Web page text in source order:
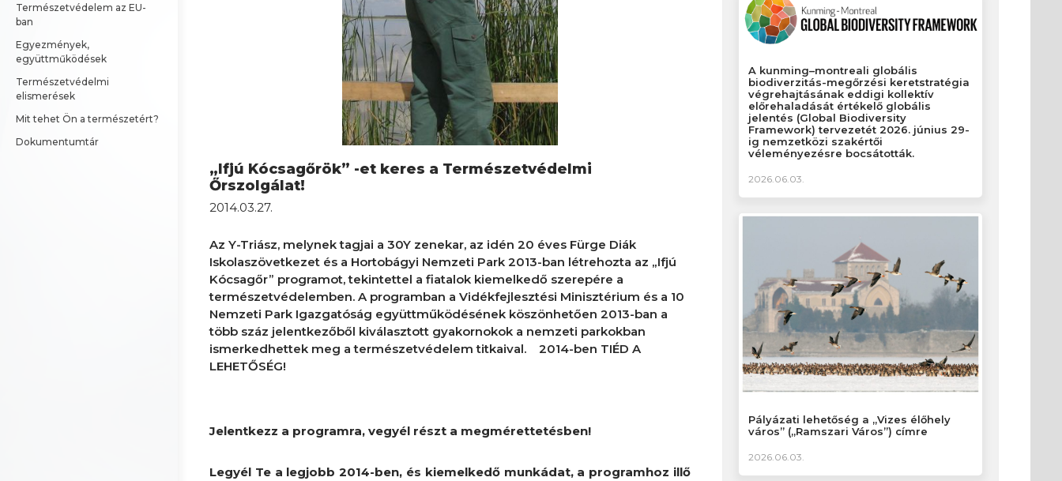
Természetvédelem az EU-
ban
Egyezmények,
együttműködések
Természetvédelmi
elismerések
Mit tehet Ön a természetért?
Dokumentumtár
„Ifjú Kócsagőrök” -et keres a Természetvédelmi
Őrszolgálat!
2014.03.27.
Az Y-Triász, melynek tagjai a 30Y zenekar, az idén 20 éves Fürge Diák
Iskolaszövetkezet és a Hortobágyi Nemzeti Park 2013-ban létrehozta az „Ifjú
Kócsagőr” programot, tekintettel a fiatalok kiemelkedő szerepére a
természetvédelemben. A programban a Vidékfejlesztési Minisztérium és a 10
Nemzeti Park Igazgatóság együttműködésének köszönhetően 2013-ban a
több száz jelentkezőből kiválasztott gyakornokok a nemzeti parkokban
ismerkedhettek meg a természetvédelem titkaival. 2014-ben TIÉD A
LEHETŐSÉG!
Jelentkezz a programra, vegyél részt a megmérettetésben!
Legyél Te a legjobb 2014-ben, és kiemelkedő munkádat, a programhoz illő
A kunming–montreali globális
biodiverzitás-megőrzési keretstratégia
végrehajtásának eddigi kollektív
előrehaladását értékelő globális
jelentés (Global Biodiversity
Framework) tervezetét 2026. június 29-
ig nemzetközi szakértői
véleményezésre bocsátották.
2026.06.03.
Pályázati lehetőség a „Vizes élőhely
város” („Ramszari Város”) címre
2026.06.03.